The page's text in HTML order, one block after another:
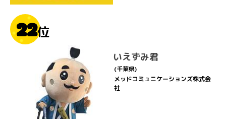
22位
いえずみ君
(千葉県)
メッドコミュニケーションズ株式会
社